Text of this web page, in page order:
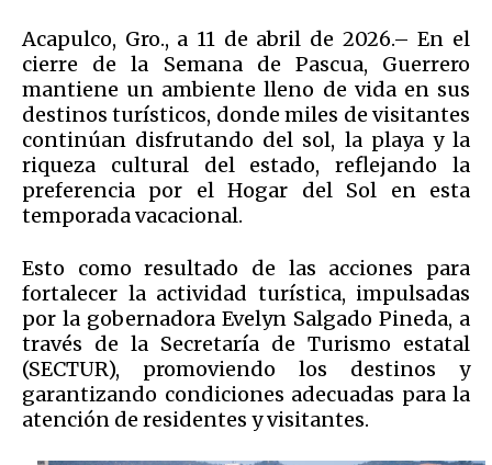
Acapulco, Gro., a 11 de abril de 2026.– En el
cierre de la Semana de Pascua, Guerrero
mantiene un ambiente lleno de vida en sus
destinos turísticos, donde miles de visitantes
continúan disfrutando del sol, la playa y la
riqueza cultural del estado, reflejando la
preferencia por el Hogar del Sol en esta
temporada vacacional.
Esto como resultado de las acciones para
fortalecer la actividad turística, impulsadas
por la gobernadora Evelyn Salgado Pineda, a
través de la Secretaría de Turismo estatal
(SECTUR), promoviendo los destinos y
garantizando condiciones adecuadas para la
atención de residentes y visitantes.